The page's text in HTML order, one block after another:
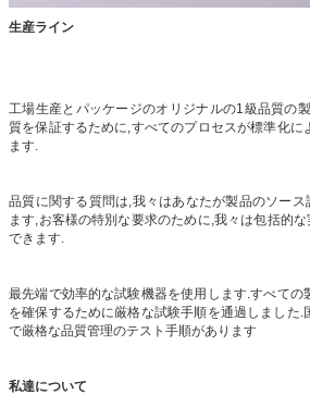
生産ライン
工場生産とパッケージのオリジナルの1級品質の
質を保証するために,すべてのプロセスが標準化に
ます.
品質に関する質問は,我々はあなたが製品のソー
ます,お客様の特別な要求のために,我々は包括的
できます.
最先端で効率的な試験機器を使用します.すべての
を確保するために厳格な試験手順を通過しました.
で厳格な品質管理のテスト手順があります
私達について